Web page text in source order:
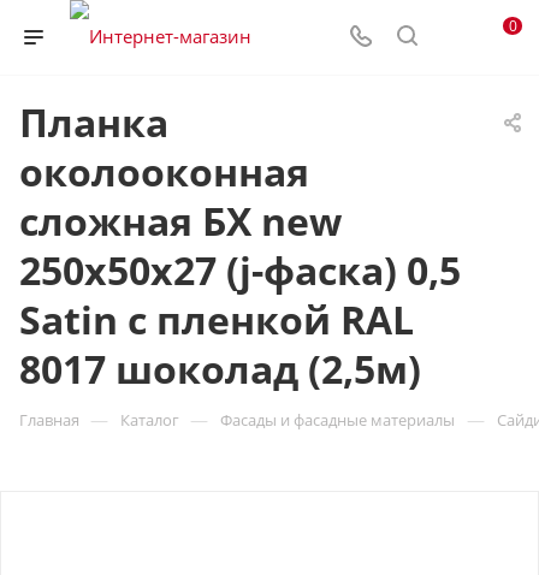
0
Планка
околооконная
сложная БХ new
250х50х27 (j-фаска) 0,5
Satin с пленкой RAL
8017 шоколад (2,5м)
Главная — Каталог — Фасады и фасадные материалы —